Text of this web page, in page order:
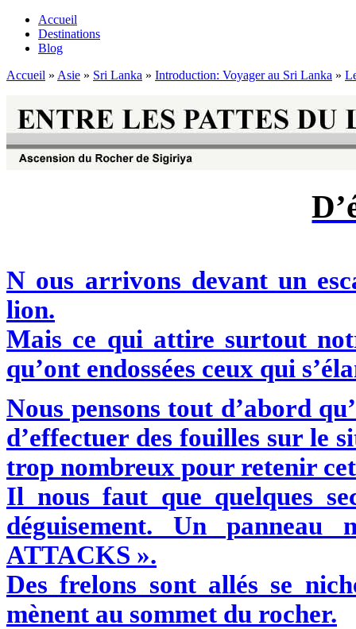
Accueil
Destinations
Blog
Accueil » Asie » Sri Lanka » Introduction: Voyager au Sri Lanka »
N ous arrivons devant un
lion.
Mais ce qui attire surtout
qu’ont endossées ceux qui
Nous pensons tout d’abord
d’effectuer des fouilles sur le
trop nombreux pour retenir
Il nous faut que quelques
déguisement. Un
ATTACKS ».
Des frelons sont allés se
mènent au sommet du rocher.